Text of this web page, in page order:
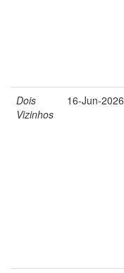
Dois
Vizinhos
16-Jun-2026